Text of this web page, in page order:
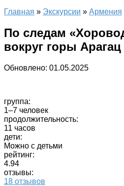
Главная » Экскурсии » Армения
По следам
вокруг горы Арагац
Обновлено: 01.05.2025
группа:
1–7 человек
продолжительность:
11 часов
дети:
Можно с детьми
рейтинг:
4.94
отзывы:
18 отзывов